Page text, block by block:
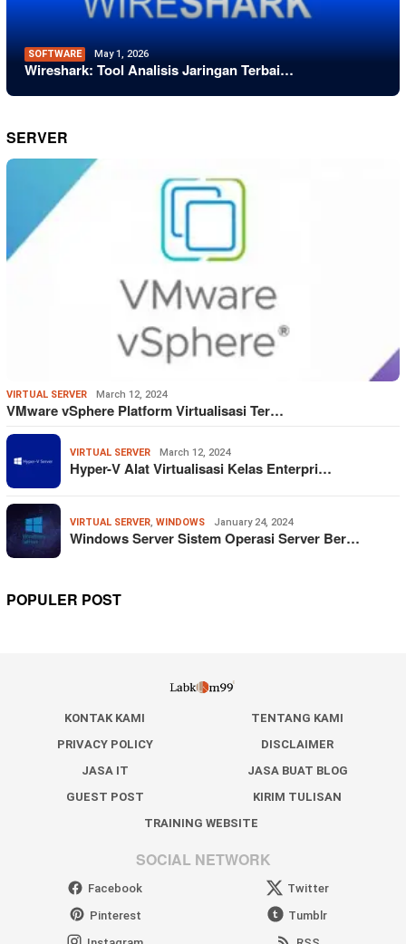
SOFTWARE May 1, 2026
Wireshark: Tool Analisis Jaringan Terbai…
SERVER
VIRTUAL SERVER March 12, 2024
VMware vSphere Platform Virtualisasi Ter…
VIRTUAL SERVER March 12, 2024
Hyper-V Alat Virtualisasi Kelas Enterpri…
VIRTUAL SERVER WINDOWS January 24, 2024
Windows Server Sistem Operasi Server Ber…
POPULER POST
KONTAK KAMI
TENTANG KAMI
PRIVACY POLICY
DISCLAIMER
JASA IT
JASA BUAT BLOG
GUEST POST
KIRIM TULISAN
TRAINING WEBSITE
SOCIAL NETWORK
Facebook
Twitter
Pinterest
Tumblr